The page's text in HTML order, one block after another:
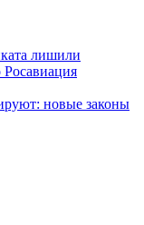
лишили
новые законы